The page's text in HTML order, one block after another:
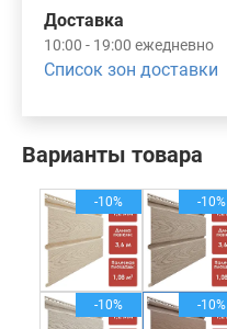
Варианты товара
-10% -10%
-10% -10%
Доставка
10:00 - 19:00 ежедневно
Список зон доставки